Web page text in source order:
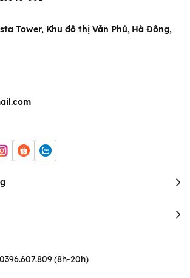
Tower, Khu đô thị Văn Phú, Hà Đông,
(8h-20h)